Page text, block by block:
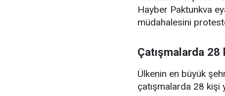
Hayber Paktunkva
müdahalesini
Çatışmalarda 28
Ülkenin en büyük
çatışmalarda 28 kişi